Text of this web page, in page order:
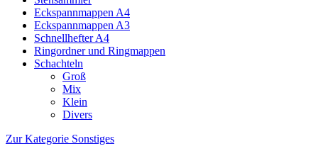
Eckspannmappen A4
Eckspannmappen A3
Schnellhefter A4
Ringordner und Ringmappen
Schachteln
Groß
Mix
Klein
Divers
Zur Kategorie Sonstiges